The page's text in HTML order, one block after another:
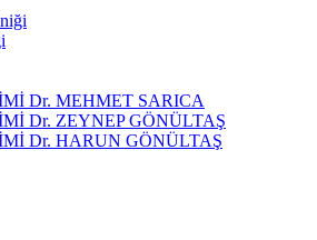
Dr. MEHMET SARICA
Dr. ZEYNEP GÖNÜLTAŞ
Dr. HARUN GÖNÜLTAŞ